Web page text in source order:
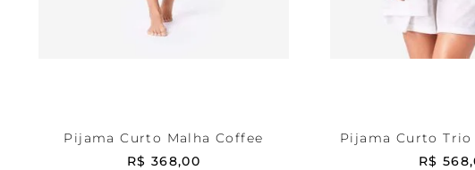
P
Pijama Curto Malha Coffee
R$ 368,00
Off White
Pijama Curto Trio
R$ 568,